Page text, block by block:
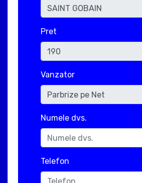
Pret
Vanzator
Numele dvs.
Telefon